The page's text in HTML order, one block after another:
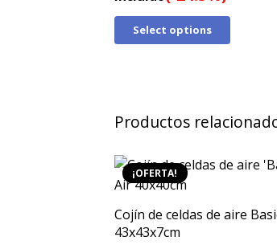
original
era:
Select options
Productos
¡OFERTA!
Cojín de celdas de aire
43x43x7cm